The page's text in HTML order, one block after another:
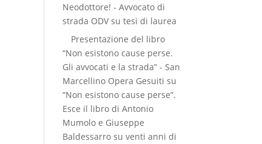
Neodottore! - Avvocato di
strada ODV sutesi di laurea
Presentazione del libro
“Non esistono cause perse.
Gli avvocati e la strada” - San
Marcellino Opera Gesuiti su
“Non esistono cause perse”.
Esce il libro di Antonio
Mumolo e Giuseppe
Baldessarro su venti anni di